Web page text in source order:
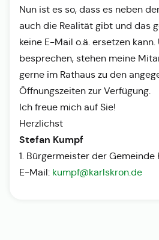
Nun ist es so, dass es neben
auch die Realität gibt und das
keine E-Mail o.ä. ersetzen
besprechen, stehen meine
gerne im Rathaus zu den
Öffnungszeiten zur Verfügung.
Ich freue mich auf Sie!
Herzlichst
Stefan Kumpf
1. Bürgermeister der Gemeinde
E-Mail: kumpf@karlskron.de